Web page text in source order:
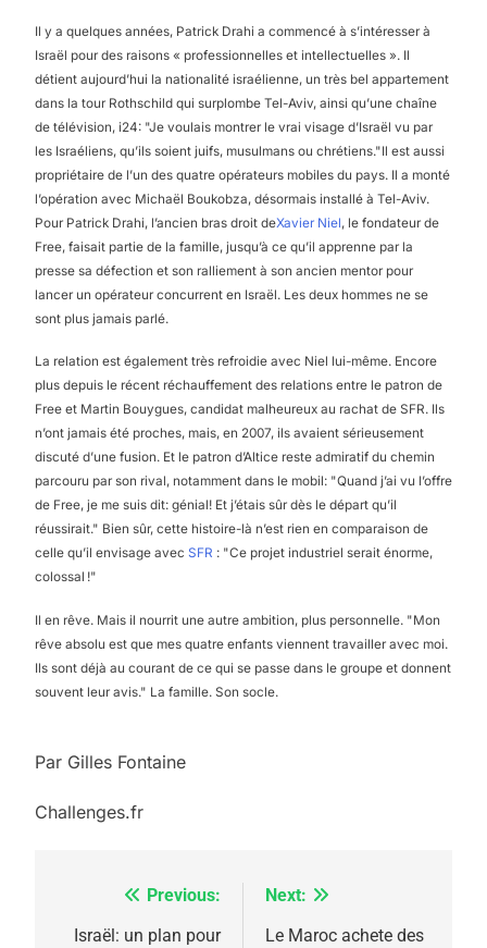
Il y a quelques années, Patrick Drahi a commencé à s’intéresser à
Israël pour des raisons « professionnelles et intellectuelles ». Il
détient aujourd’hui la nationalité israélienne, un très bel appartement
dans la tour Rothschild qui surplombe Tel-Aviv, ainsi qu’une chaîne
de télévision, i24: "Je voulais montrer le vrai visage d’Israël vu par
les Israéliens, qu’ils soient juifs, musulmans ou chrétiens."Il est aussi
propriétaire de l’un des quatre opérateurs mobiles du pays. Il a monté
l’opération avec Michaël Boukobza, désormais installé à Tel-Aviv.
Pour Patrick Drahi, l’ancien bras droit deXavier Niel, le fondateur de
Free, faisait partie de la famille, jusqu’à ce qu’il apprenne par la
presse sa défection et son ralliement à son ancien mentor pour
lancer un opérateur concurrent en Israël. Les deux hommes ne se
sont plus jamais parlé.
La relation est également très refroidie avec Niel lui-même. Encore
plus depuis le récent réchauffement des relations entre le patron de
Free et Martin Bouygues, candidat malheureux au rachat de SFR. Ils
n’ont jamais été proches, mais, en 2007, ils avaient sérieusement
discuté d’une fusion. Et le patron d’Altice reste admiratif du chemin
parcouru par son rival, notamment dans le mobil: "Quand j’ai vu l’offre
de Free, je me suis dit: génial! Et j’étais sûr dès le départ qu’il
réussirait." Bien sûr, cette histoire-là n’est rien en comparaison de
celle qu’il envisage avec SFR : "Ce projet industriel serait énorme,
colossal !"
Il en rêve. Mais il nourrit une autre ambition, plus personnelle. "Mon
rêve absolu est que mes quatre enfants viennent travailler avec moi.
Ils sont déjà au courant de ce qui se passe dans le groupe et donnent
souvent leur avis." La famille. Son socle.
Par Gilles Fontaine
Challenges.fr
Navigation
de
Previous:
Israël: un plan pour
Next:
Le Maroc achete des